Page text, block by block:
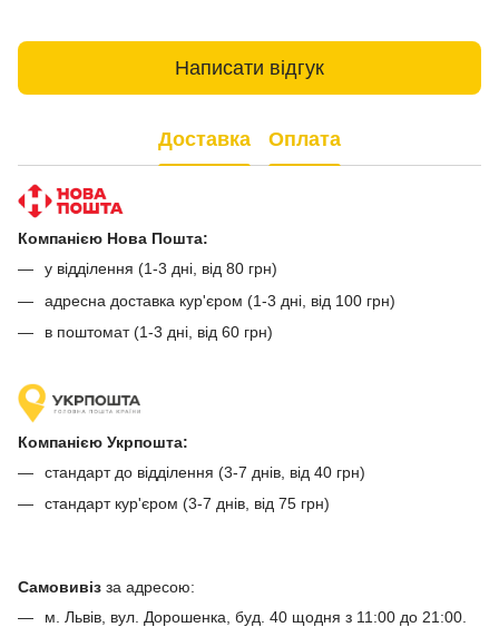
Написати відгук
Доставка Оплата
Компанією Нова Пошта:
у відділення (1-3 дні, від 80 грн)
адресна доставка кур'єром (1-3 дні, від 100 грн)
в поштомат (1-3 дні, від 60 грн)
Компанією Укрпошта:
стандарт до відділення (3-7 днів, від 40 грн)
стандарт кур'єром (3-7 днів, від 75 грн)
Самовивіз за адресою:
м. Львів, вул. Дорошенка, буд. 40 щодня з 11:00 до 21:00.